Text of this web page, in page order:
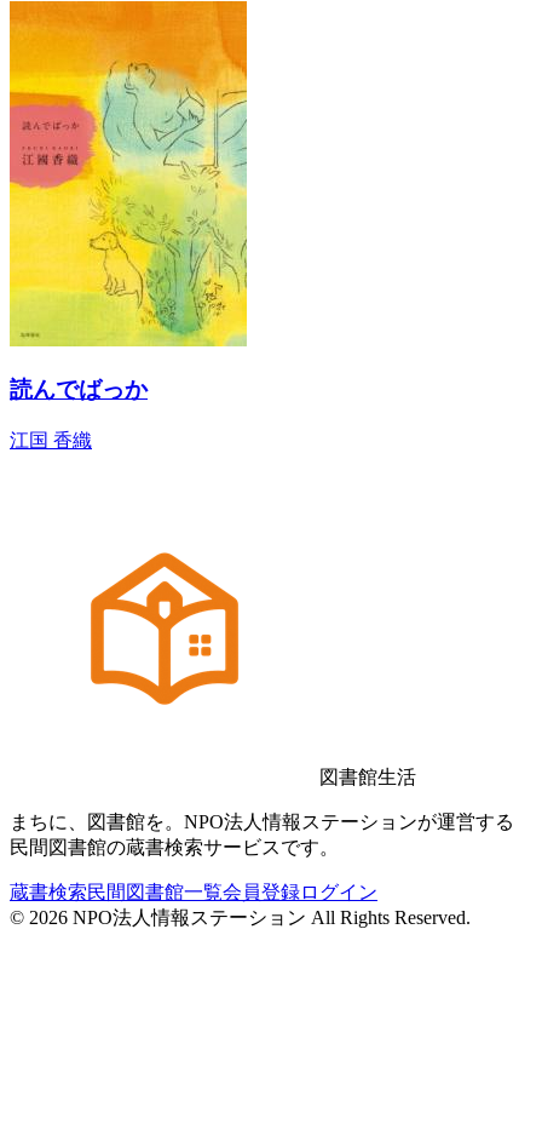
読んでばっか
江国 香織
図書館生活
まちに、図書館を。NPO法人情報ステーションが運営する
民間図書館の蔵書検索サービスです。
蔵書検索民間図書館一覧会員登録ログイン
© 2026 NPO法人情報ステーション All Rights Reserved.